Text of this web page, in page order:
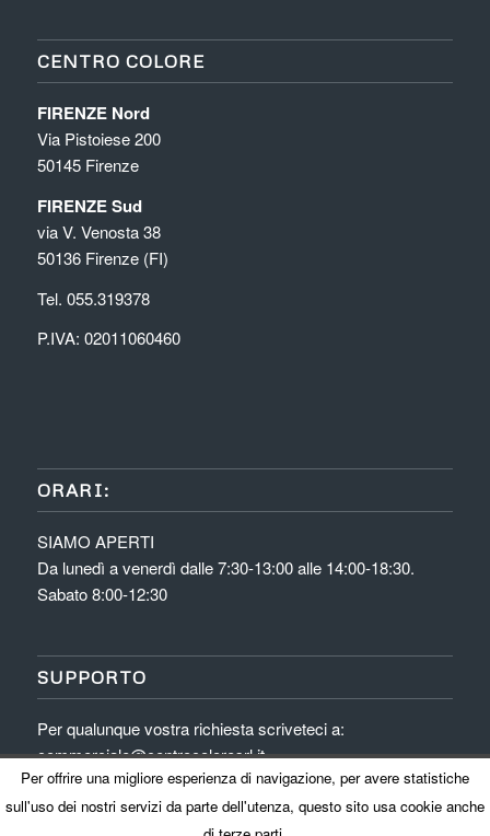
CENTRO COLORE
FIRENZE Nord
Via Pistoiese 200
50145 Firenze
FIRENZE Sud
via V. Venosta 38
50136 Firenze (FI)
Tel. 055.319378
P.IVA: 02011060460
ORARI:
SIAMO APERTI
Da lunedì a venerdì dalle 7:30-13:00 alle 14:00-18:30.
Sabato 8:00-12:30
SUPPORTO
Per qualunque vostra richiesta scriveteci a:
commerciale@centrocoloresrl.it
Per offrire una migliore esperienza di navigazione, per avere statistiche
sull'uso dei nostri servizi da parte dell'utenza, questo sito usa cookie anche